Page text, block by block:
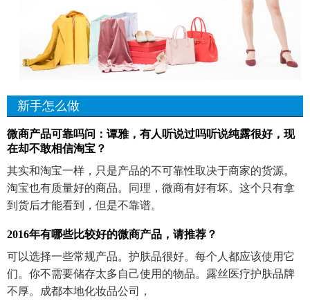
新手怎么做
微商产品可靠吗问：谭雅，有人听说过吗听说纯露很好，现
在却不敢相信淘宝？
其实和淘宝一样，只是产品的不可靠性取决于商家的货源。
淘宝也有质量好的商品。同理，微商有好有坏。这个只有拿
到货后才能看到，但是不靠谱。
2016年有哪些比较好的微商产品，请推荐？
可以选择一些常规产品。护肤品很好。每个人都应该使用它
们。你不需要储存太多自己使用的物品。露丝医疗护肤品牌
不厚。成都本地化妆品公司，